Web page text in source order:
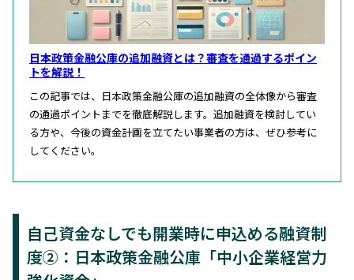
日本政策金融公庫の追加融資とは？審査を通過するポイン
トを解説！
この記事では、日本政策金融公庫の追加融資の全体像から審査
の通過ポイントまでを徹底解説します。追加融資を検討してい
る方や、今後の資金計画を立てたい事業者の方は、ぜひ参考に
してください。
自己資金なしでも開業時に申込める融資制
度②：日本政策金融公庫「中小企業経営力